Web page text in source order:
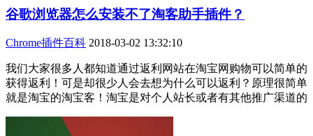
谷歌浏览器怎么安装不了淘客助手插件？
Chrome插件百科 2018-03-02 13:32:10
我们大家很多人都知道通过返利网站在淘宝网购物可以简单的
获得返利！可是却很少人会去想为什么可以返利？原理很简单
就是淘宝的淘宝客！淘宝是对个人站长或者有其他推广渠道的